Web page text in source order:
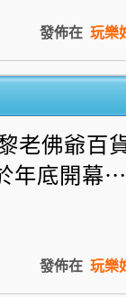
發佈在 玩樂
老佛爺百
年底開
發佈在 玩樂